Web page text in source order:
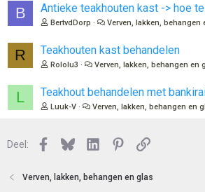
B Antieke teakhouten kast -> hoe
BertvdDorp Verven, lakken, behangen
R Teakhouten kast behandelen
Rololu3 Verven, lakken, behangen en
L Teakhout behandelen met
Luuk-V Verven, lakken, behangen en
Deel: Facebook
BlueskyLinkedInPinterest
Link
Verven, lakken, behangen en glas